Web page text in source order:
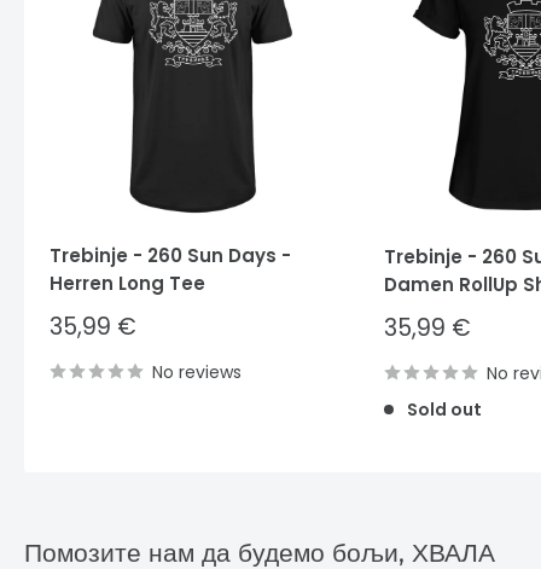
Trebinje - 260 Sun Days -
Herren Long Tee
Sale
price
35,99 €
No reviews
Trebinje - 260
Damen RollUp
Sale
price
35,99 €
No
Sold out
Помозите нам да будемо бољи, ХВАЛА